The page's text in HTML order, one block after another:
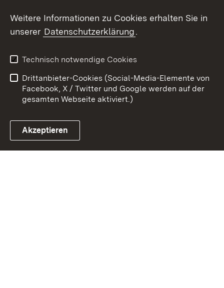
Link zum Landesportal
Barrierefreiheit
Benutzungshinweise
Impressum
Cookies
Weitere Informationen zu Cookies erhalten Sie in
unserer Datenschutzerklärung.
Technisch notwendige Cookies
Drittanbieter-Cookies (Social-Media-Elemente von
Facebook, X / Twitter und Google werden auf der
gesamten Webseite aktiviert.)
Akzeptieren